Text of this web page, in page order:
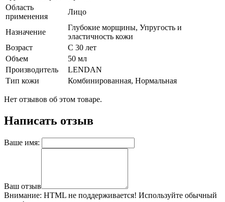
Область
применения
Лицо
Назначение
Глубокие морщины, Упругость и
эластичность кожи
Возраст
С 30 лет
Объем
50 мл
Производитель
LENDAN
Тип кожи
Комбинированная, Нормальная
Нет отзывов об этом товаре.
Написать отзыв
Ваше имя:
Ваш отзыв
Внимание: HTML не поддерживается! Используйте обычный